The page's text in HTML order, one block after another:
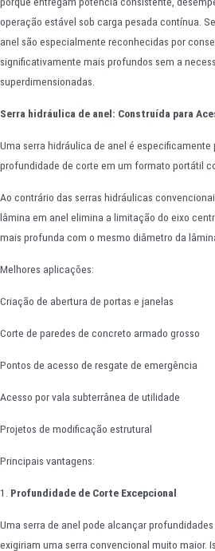
operação estável sob carga pesada contínua.
anel são especialmente reconhecidas por
significativamente mais profundos sem a
superdimensionadas.
Serra hidráulica de anel: Construída para
Uma serra hidráulica de anel é especificamente
profundidade de corte em um formato portátil
Ao contrário das serras hidráulicas
lâmina em anel elimina a limitação do eixo
mais profunda com o mesmo diâmetro da
Melhores aplicações:
Criação de abertura de portas e janelas
Corte de paredes de concreto armado grosso
Pontos de acesso de resgate de emergência
Acesso por vala subterrânea de utilidade
Projetos de modificação estrutural
Principais vantagens:
1. Profundidade de Corte Excepcional
Uma serra de anel pode alcançar
exigiriam uma serra convencional muito maior.